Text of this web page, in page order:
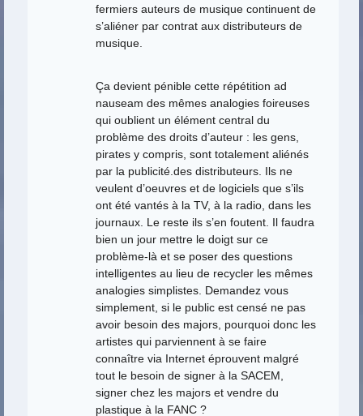
fermiers auteurs de musique continuent de
s’aliéner par contrat aux distributeurs de
musique.
Ça devient pénible cette répétition ad
nauseam des mêmes analogies foireuses
qui oublient un élément central du
problème des droits d’auteur : les gens,
pirates y compris, sont totalement aliénés
par la publicité.des distributeurs. Ils ne
veulent d’oeuvres et de logiciels que s’ils
ont été vantés à la TV, à la radio, dans les
journaux. Le reste ils s’en foutent. Il faudra
bien un jour mettre le doigt sur ce
problème-là et se poser des questions
intelligentes au lieu de recycler les mêmes
analogies simplistes. Demandez vous
simplement, si le public est censé ne pas
avoir besoin des majors, pourquoi donc les
artistes qui parviennent à se faire
connaître via Internet éprouvent malgré
tout le besoin de signer à la SACEM,
signer chez les majors et vendre du
plastique à la FANC ?